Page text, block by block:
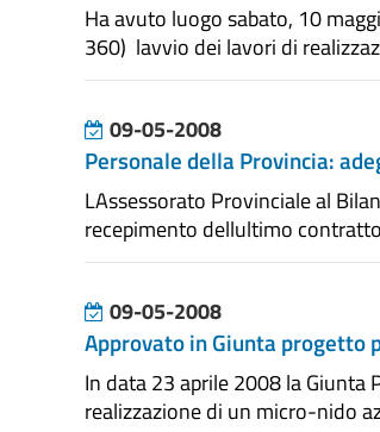
Ha avuto luogo sabato, 10
360) lavvio dei lavori di
09-05-2008
Personale della Provincia:
LAssessorato Provinciale al
recepimento dellultimo
09-05-2008
Approvato in Giunta progetto
In data 23 aprile 2008 la Giunta
realizzazione di un micro-nido